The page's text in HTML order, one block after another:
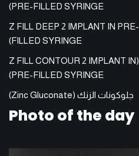
PRE-FILLED SYRINGE)
حقن زي فل المملوءة مسبقا (Z FILL DEEP 2 IMPLANT IN PRE-
FILLED SYRINGE)
حقن زي فل المملوءة مسبقا (Z FILL CONTOUR 2 IMPLANT IN
PRE-FILLED SYRINGE)
جلوكونات الزنك (Zinc Gluconate)
Photo of the day